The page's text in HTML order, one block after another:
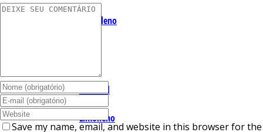
Humuleno
Lemonal
Limoneno
Save my name, email, and website in this browser for the